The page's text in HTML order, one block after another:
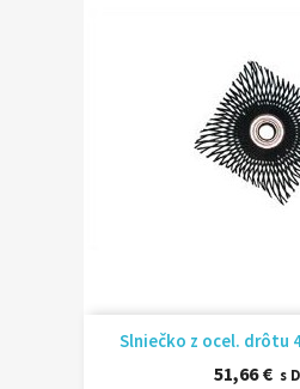
Slniečko z ocel. drôtu
51,66 € s